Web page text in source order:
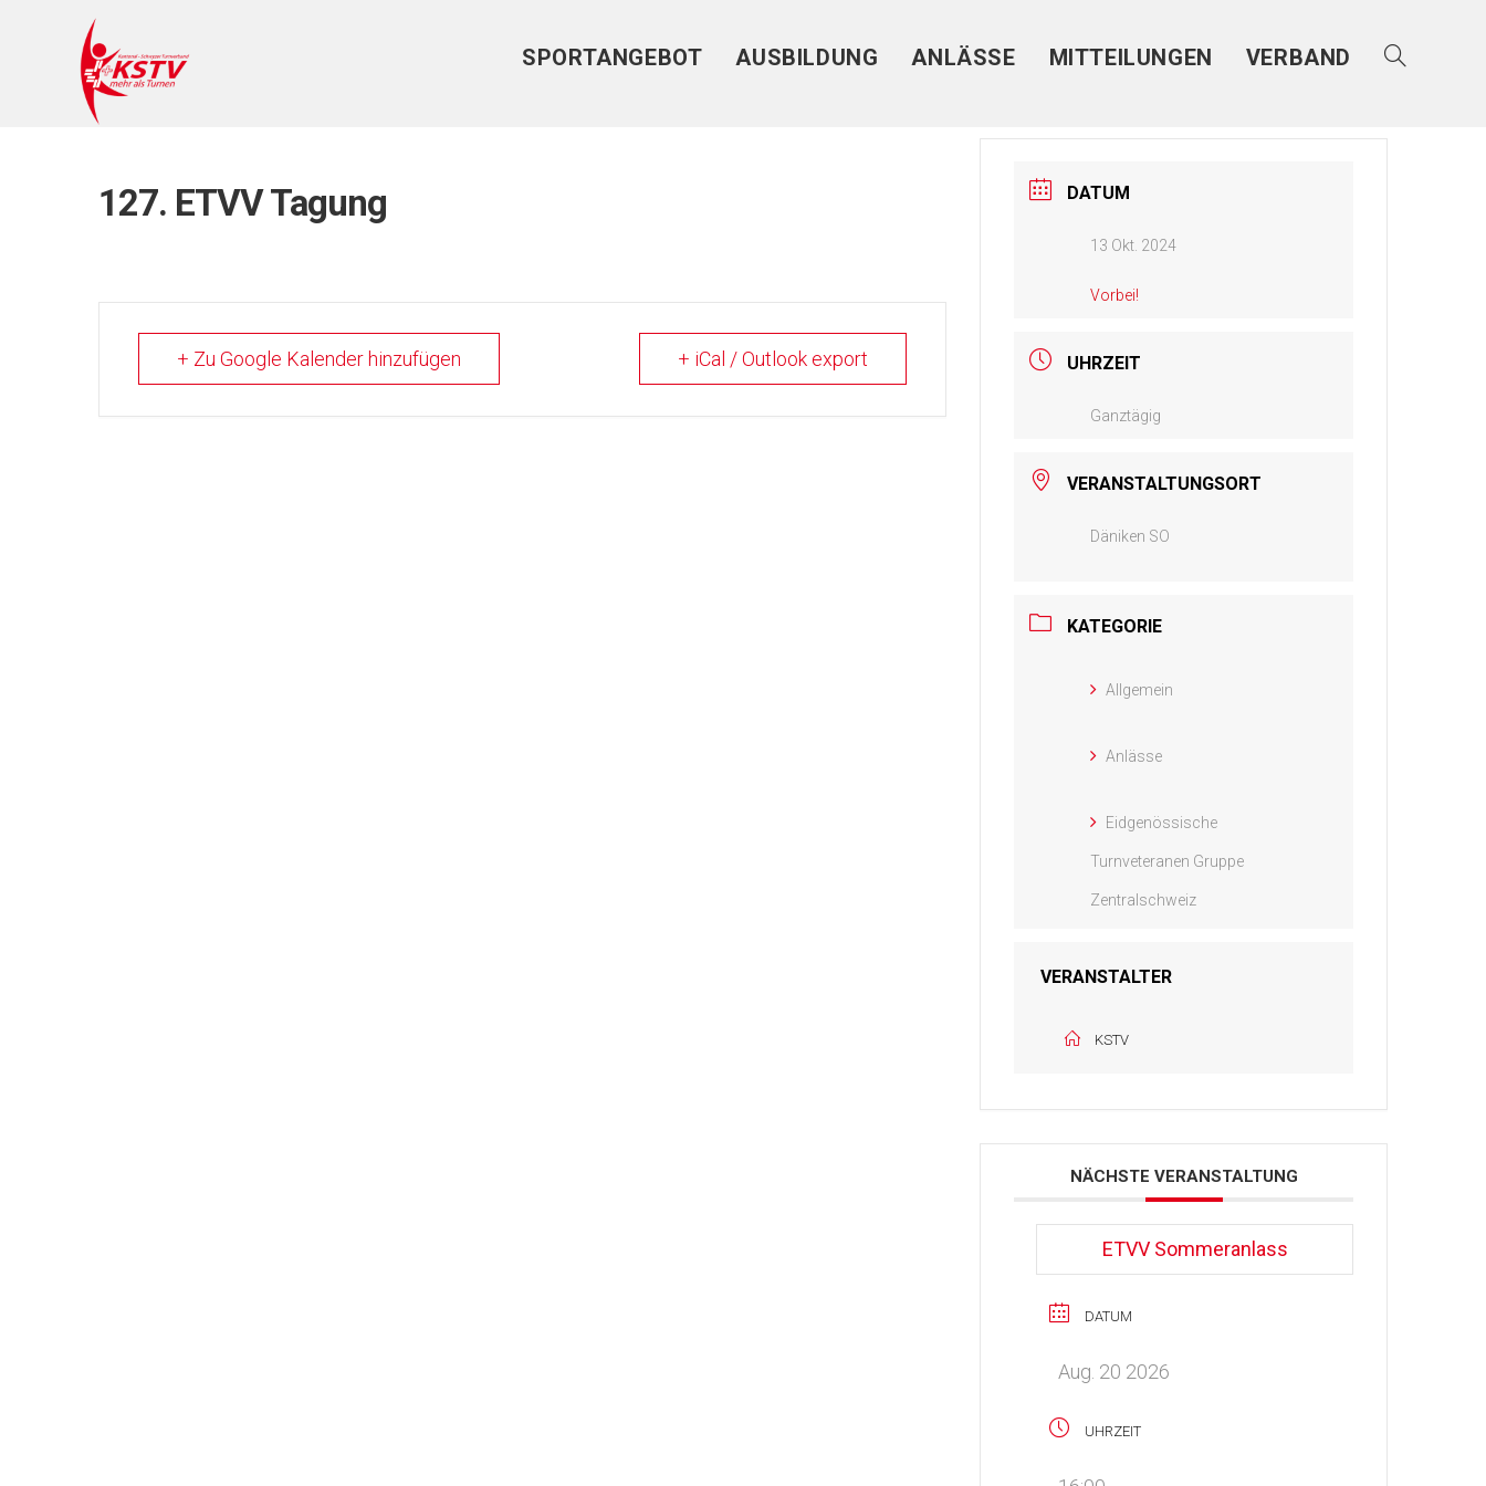
SPORTANGEBOT AUSBILDUNG ANLÄSSE MITTEILUNGEN VERBAND
127. ETVV Tagung
+ Zu Google Kalender hinzufügen + iCal / Outlook export
DATUM
13 Okt. 2024
Vorbei!
UHRZEIT
Ganztägig
VERANSTALTUNGSORT
Däniken SO
KATEGORIE
Allgemein
Anlässe
Eidgenössische
Turnveteranen Gruppe
Zentralschweiz
VERANSTALTER
KSTV
NÄCHSTE VERANSTALTUNG
ETVV Sommeranlass
DATUM
Aug. 20 2026
UHRZEIT